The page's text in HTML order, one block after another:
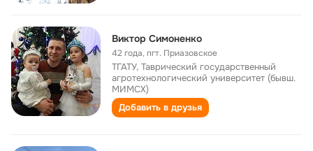
Виктор Симоненко
42 года,пгт. Приазовское
ТГАТУ, Таврический государственный
агротехнологический университет (бывш.
МИМСХ)
Добавить в друзья